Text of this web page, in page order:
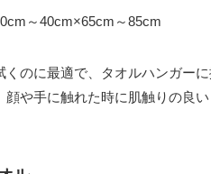
～40cm×65cm～85cm
くのに最適で、タオルハンガー
顔や手に触れた時に肌触りの良